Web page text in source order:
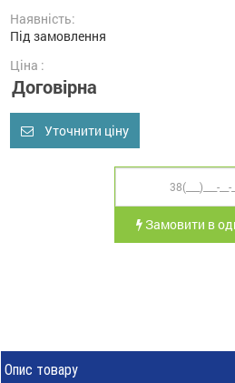
Наявність:
Під замовлення
Ціна :
Договірна
Уточнити ціну
Замовити в
Опис товару